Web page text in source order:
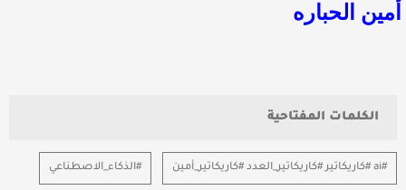
أمين الحباره
الكلمات المفتاحية
#ai #كاريكاتير #كاريكاتير_العدد #كاريكاتير_أمين #الذكاء_الاصطناعي